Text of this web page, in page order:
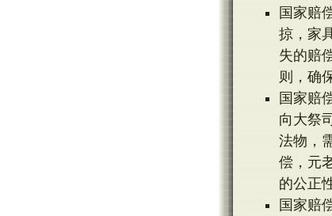
国家赔
掠，家
失的赔
则，确
国家赔
向大祭
法物，
偿，元
的公正
国家赔